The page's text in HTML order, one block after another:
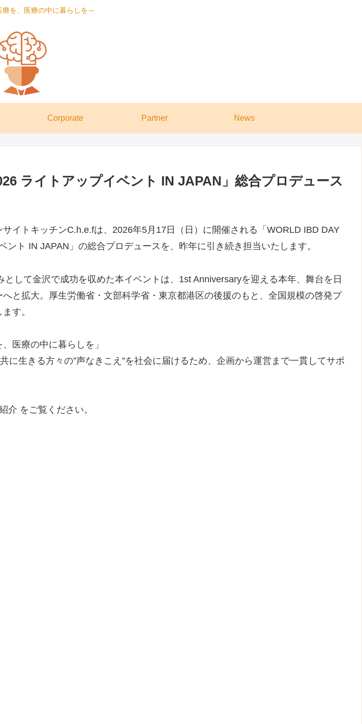
療を、医療の中に暮らしを～
Corporate Partner News
ライトアップイベント IN JAPAN」総合プロデュース
イトキッチンC.h.e.fは、2026年5月17日（日）に開催される「WORLD IBD DAY
ント IN JAPAN」の総合プロデュースを、昨年に引き続き担当いたします。
として金沢で成功を収めた本イベントは、1st Anniversaryを迎える本年、舞台を日
と拡大。厚生労働省・文部科学省・東京都港区の後援のもと、全国規模の啓発プ
す。
医療の中に暮らしを」
生きる方々の”声なきこえ”を社会に届けるため、企画から運営まで一貫してサポ
介 をご覧ください。